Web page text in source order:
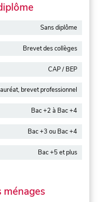
Sans diplôme
Brevet des collèges
CAP / BEP
brevet professionnel
Bac +2 à Bac +4
Bac +3 ou Bac +4
Bac +5 et plus
ménages